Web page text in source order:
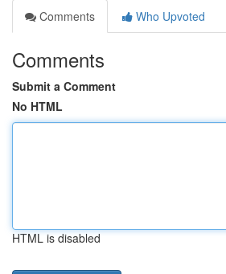
Comments
Who Upvoted
Comments
Submit a Comment
No HTML
HTML is disabled